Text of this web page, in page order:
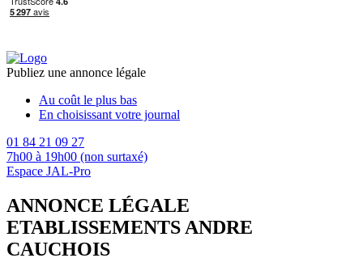
Publiez une annonce légale
Au coût le plus bas
En choisissant votre journal
01 84 21 09 27
7h00 à 19h00 (non surtaxé)
Espace JAL-Pro
ANNONCE LÉGALE
ETABLISSEMENTS ANDRE
CAUCHOIS